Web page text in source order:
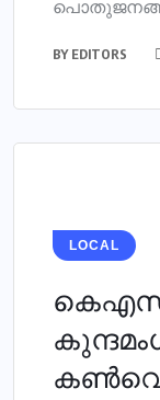
BY EDITORS
LOCAL